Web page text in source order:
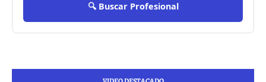
🔍 Buscar Profesional